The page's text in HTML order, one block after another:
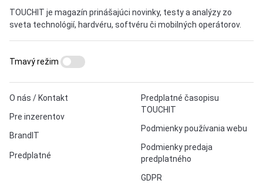
TOUCHIT je magazín prinášajúci novinky, testy a analýzy zo
sveta technológií, hardvéru, softvéru či mobilných operátorov.
O nás / Kontakt
Pre inzerentov
BrandIT
Predplatné
Predplatné časopisu
TOUCHIT
Podmienky používania webu
Podmienky predaja
predplatného
GDPR
Tmavý režim